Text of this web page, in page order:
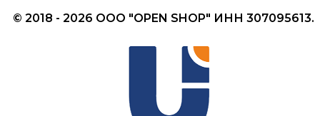
© 2018 - 2026 ООО "OPEN SHOP" ИНН 307095613.